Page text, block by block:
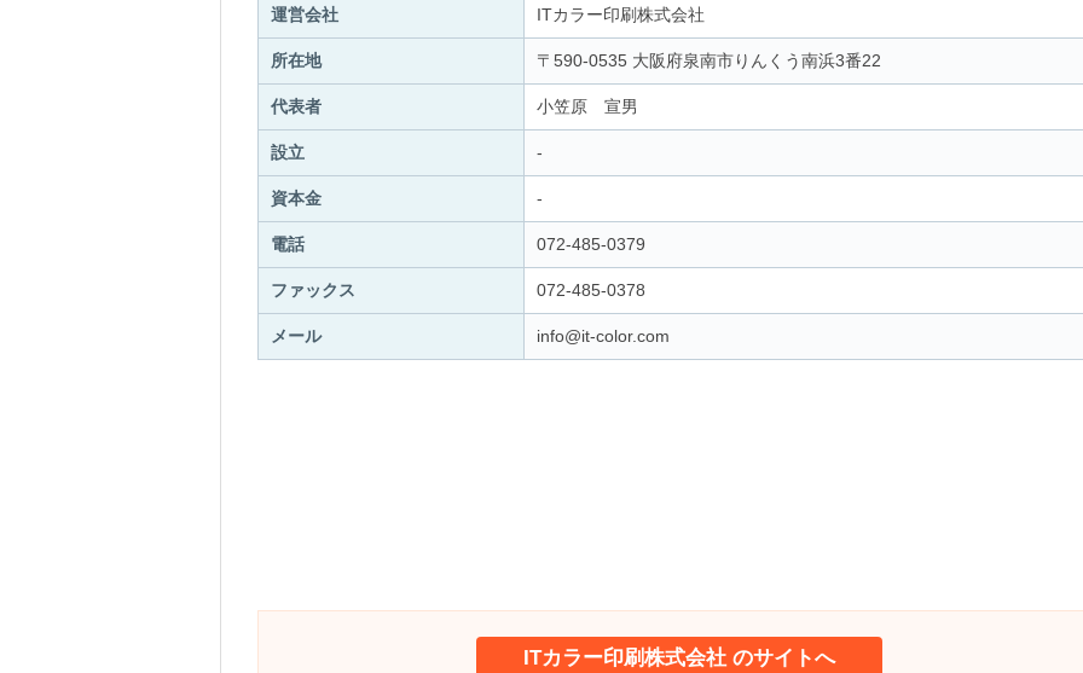
運営会社 ITカラー印刷株式会社
所在地 〒590-0535 大阪府泉南市りんくう南浜3番22
代表者 小笠原 宣男
設立 -
資本金 -
電話 072-485-0379
ファックス 072-485-0378
メール info@it-color.com
ITカラー印刷株式会社 のサイトへ